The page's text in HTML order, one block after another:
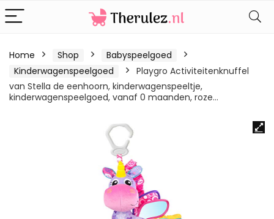
Home Shop
Babyspeelgoed
Kinderwagenspeelgoed
Playgro Activiteitenknuffel
van Stella de eenhoorn, kinderwagenspeeltje,
kinderwagenspeelgoed, vanaf 0 maanden, roze…